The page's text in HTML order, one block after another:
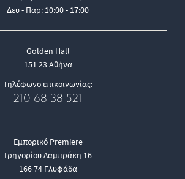
Δευ - Παρ: 10:00 - 17:00
Golden Hall
151 23 Αθήνα
Τηλέφωνο επικοινωνίας:
210 68 38 521
Εμπορικό Premiere
Γρηγορίου Λαμπράκη 16
166 74 Γλυφάδα